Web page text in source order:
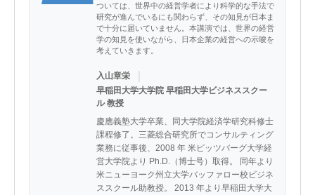
ついては、世界中の経営学者により科学的な手法で
研究が進んでいるにも関わらず、その知見が日本ま
で十分に届いていません。本講演では、世界の経営
学の知見を使いながら、日本企業の経営への示唆を
考えていきます。
入山章栄
早稲田大学大学院 早稲田大学ビジネススクー
ル 教授
慶應義塾大学卒業、同大学院経済学研究科修士
課程修了。三菱総合研究所でコンサルティング
業務に従事後、2008 年 米ピッツバーグ大学経
営大学院より Ph.D.（博士号）取得。 同年より
米ニューヨーク州立大学バッファロー校ビジネ
ススクール助教授。 2013 年より早稲田大学大